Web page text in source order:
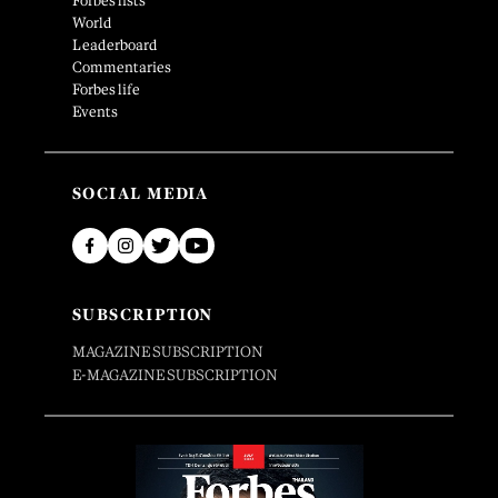
World
Leaderboard
Commentaries
Forbes life
Events
SOCIAL MEDIA
SUBSCRIPTION
MAGAZINE SUBSCRIPTION
E-MAGAZINE SUBSCRIPTION